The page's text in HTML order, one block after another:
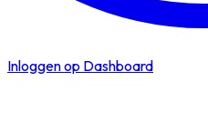
Inloggen op Dashboard